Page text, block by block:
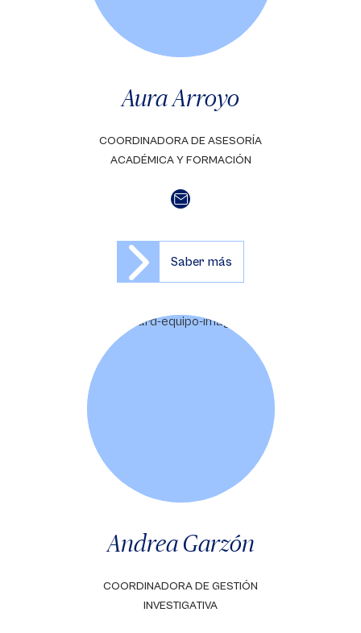
Aura Arroyo
COORDINADORA DE ASESORÍA
ACADÉMICA Y FORMACIÓN
Saber más
Andrea Garzón
COORDINADORA DE GESTIÓN
INVESTIGATIVA